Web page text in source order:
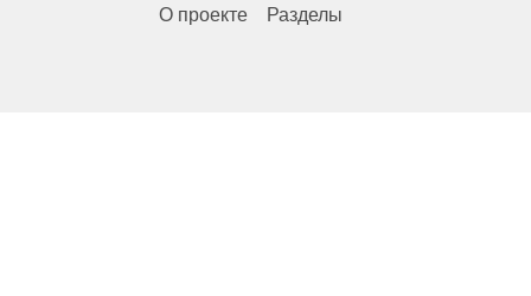
О проекте Разделы